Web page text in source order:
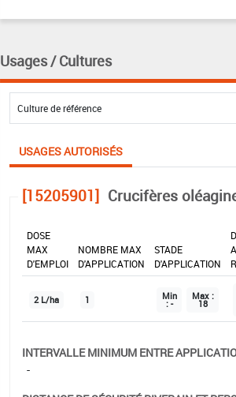
Usages / Cultures
USAGES AUTORISÉS
[15205901] Crucifères
DOSE
MAX
D'EMPLOI
NOMBRE MAX
D'APPLICATION
STADE
D'APPLICATION
2 L/ha 1 Min
: -
Max :
18
INTERVALLE MINIMUM ENTRE
-